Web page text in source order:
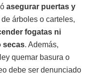
asegurar puertas y
árboles o carteles,
fogatas ni
secas. Además,
quemar basura o
debe ser denunciado